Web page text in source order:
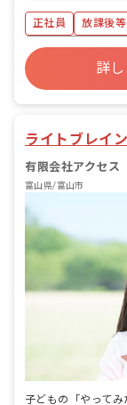
ピング
字、数
メント
スでき
での
より
を伸ば
クッキ
80％
新卒採
ート
社員
正社員
放課後
ボーナス・賞与あ
福利厚生充実詳
ライトブレイ
有限会社アクセス
富山県/富山市